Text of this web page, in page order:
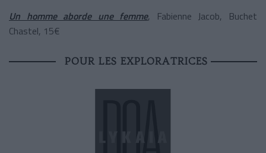
Un homme aborde une femme, Fabienne Jacob, Buchet
Chastel, 15€
POUR LES EXPLORATRICES